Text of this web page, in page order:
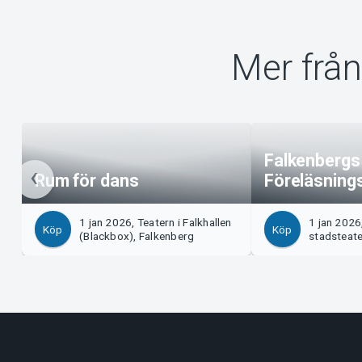
Mer
Rum för dans
Köp
1 jan 2026, Teatern i Falkhallen
(Blackbox), Falkenberg
Falkenbergs
Köp
1 jan